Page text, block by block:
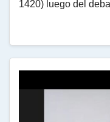
1420) luego del